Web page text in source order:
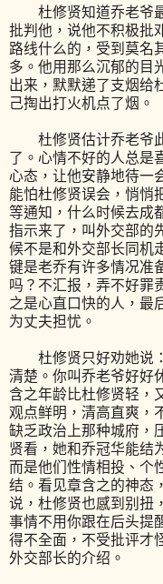
杜修贤知道乔老爷最
批判他，说他不积极批
路线什么的，受到莫名
多。他用那么沉郁的目
出来，默默递了支烟给
己掏出打火机点了烟。
杜修贤估计乔老爷此
了。心情不好的人总是
心态，让他安静地待一
能怕杜修贤误会，悄悄
等通知，什么时候去
指示来了，叫外交部的
候不是和外交部长同机
键是老乔有许多情况准
吗？不汇报，弄不好
之是心直口快的人，最
为丈夫担忧。
杜修贤只好劝她说：
清楚。你叫乔老爷好好
含之年龄比杜修贤轻，
观点鲜明，清高直爽，
缺乏政治上那种城府，
贤看，她和乔冠华能结
而是他们性情相投、个
结。看见章含之的神态
说，杜修贤也感到别扭
事情不用你跟在后头提
得不全面，不受批评才
外交部长的介绍。